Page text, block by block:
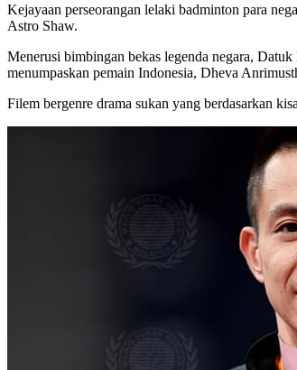
Kejayaan perseorangan lelaki badminton para
Astro Shaw.
Menerusi bimbingan bekas legenda negara,
menumpaskan pemain Indonesia, Dheva
Filem bergenre drama sukan yang berdasarkan